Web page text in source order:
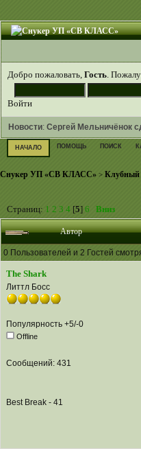
Добро пожаловать, Гость.
Войти
Новости: Сергей Мельничёнок
НАЧАЛО ПОМОЩЬ ПОИСК
Снукер УП «СВ КЛАСС» >
Страниц: 1 2 3 4 [5] 6 Вниз
Автор
0 Пользователей и 2 Гостей
The Shark
Литтл Босс
Популярность +5/-0
Offline
Сообщений: 431
Best Break - 41